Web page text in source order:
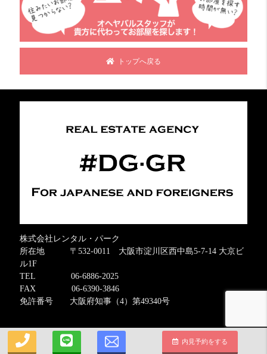
トップへ戻る
内見予約をする
株式会社レンタル・パーク
所在地 〒532-0011 大阪市淀川区西中島5-7-14 大京ビ
ル1F
TEL 06-6886-2025
FAX 06-6390-3846
免許番号 大阪府知事（4）第49340号
Copyright © 2026 · All Rights Reserved.